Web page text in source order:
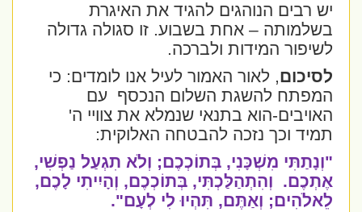
יש רבים הנוהגים להגיד את האיגרת
בשלמותה – אחת בשבוע. זו סגולה גדולה
לשיפור המידות ולברכה.
לסיכום, לאור האמור לעיל אנו לומדים: כי
המפתח להשגת השלום הנכסף עם
האויבים-הוא בתנאי שנמלא את צוויי ה'
תמיד וכך נזכה להבטחה האלוקית:
"וְנָתַתִּי מִשְׁכָּנִי, בְּתוֹכְכֶם; וְלֹא תִגְעַל נַפְשִׁי,
אֶתְכֶם. וְהִתְהַלַּכְתִּי, בְּתוֹכְכֶם, וְהָיִיתִי לָכֶם,
לֵאלֹהִים; וְאַתֶּם, תִּהְיוּ לִי לְעָם".